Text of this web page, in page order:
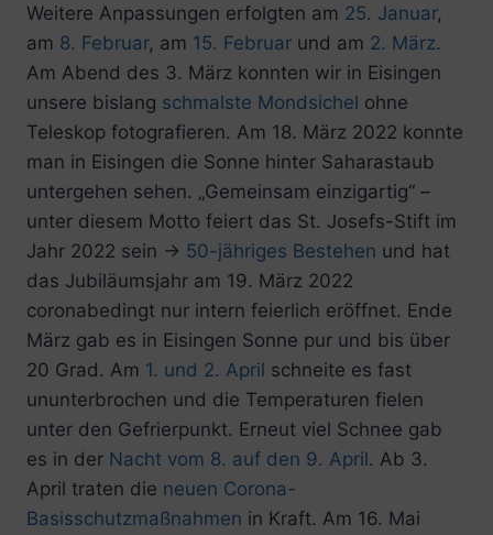
Weitere Anpassungen erfolgten am 25. Januar,
am 8. Februar, am 15. Februar und am 2. März.
Am Abend des 3. März konnten wir in Eisingen
unsere bislang schmalste Mondsichel ohne
Teleskop fotografieren. Am 18. März 2022 konnte
man in Eisingen die Sonne hinter Saharastaub
untergehen sehen. „Gemeinsam einzigartig“ –
unter diesem Motto feiert das St. Josefs-Stift im
Jahr 2022 sein → 50-jähriges Bestehen und hat
das Jubiläumsjahr am 19. März 2022
coronabedingt nur intern feierlich eröffnet. Ende
März gab es in Eisingen Sonne pur und bis über
20 Grad. Am 1. und 2. April schneite es fast
ununterbrochen und die Temperaturen fielen
unter den Gefrierpunkt. Erneut viel Schnee gab
es in der Nacht vom 8. auf den 9. April. Ab 3.
April traten die neuen Corona-
Basisschutzmaßnahmen in Kraft. Am 16. Mai